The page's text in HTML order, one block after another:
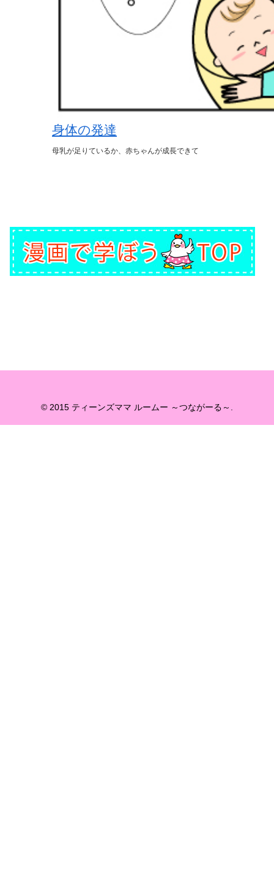
身体の発達
母乳が足りているか、赤ちゃんが成長できて
© 2015 ティーンズママ ルームー ～つながーる～.